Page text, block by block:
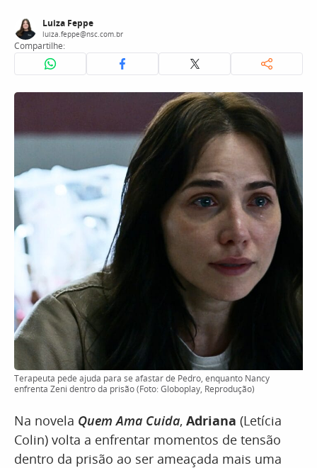
Luiza Feppe
luiza.feppe@nsc.com.br
Compartilhe:
Terapeuta pede ajuda para se afastar de Pedro, enquanto Nancy
enfrenta Zeni dentro da prisão (Foto: Globoplay, Reprodução)
Na novela Quem Ama Cuida, Adriana (Letícia
Colin) volta a enfrentar momentos de tensão
dentro da prisão ao ser ameaçada mais uma